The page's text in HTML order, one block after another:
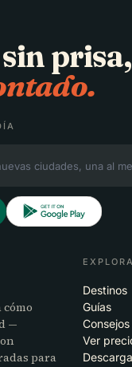
prisa,
—
para
Destinos
Guías
Ver